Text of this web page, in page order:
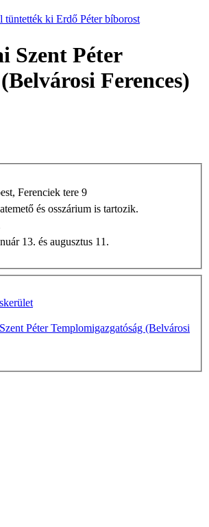
tüntették ki Erdő Péter bíborost
Szent Péter
Ferences)
Ferenciek tere 9
és osszárium is tartozik.
január 13. és augusztus 11.
Péter Templomigazgatóság (Belvárosi